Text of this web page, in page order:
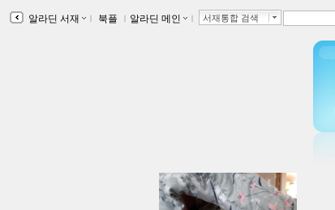
알라딘 서재 ｌ 북플 ｌ 알라딘 메인 ｌ 서재통합 검색